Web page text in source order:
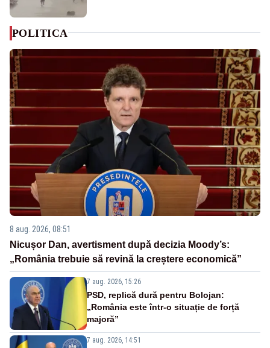
POLITICA
8 aug. 2026, 08:51
Nicușor Dan, avertisment după decizia Moody’s:
„România trebuie să revină la creștere economică”
7 aug. 2026, 15:26
PSD, replică dură pentru Bolojan:
„România este într-o situație de forță
majoră”
7 aug. 2026, 14:51